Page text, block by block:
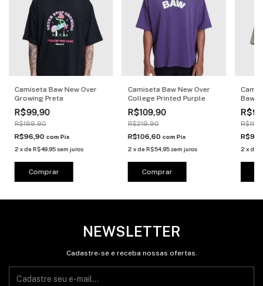
Camiseta Baw New Over
Growing Preta
R$99,90
R$199,90
R$96,90 com Pix
2 xdeR$49,95sem juros
Comprar
Camiseta Baw New Over
College Printed Purple
R$109,90
R$219,90
R$106,60 com Pix
2 xdeR$54,95 sem juros
Comprar
Baw
2 x de
NEWSLETTER
Cadastre-se e receba nossas ofertas.